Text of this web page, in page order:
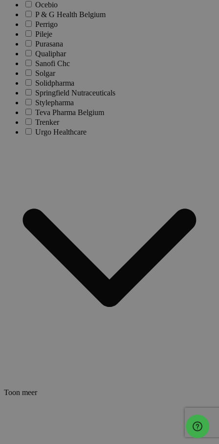
Ocebio
P & G Health Belgium
Perrigo
Pileje
Purasana
Qualiphar
Sanofi Chc
Solgar
Solidpharma
Springfield Nutraceuticals
Stylepharma
Teva Pharma Belgium
Trenker
Urgo Healthcare
Toon meer